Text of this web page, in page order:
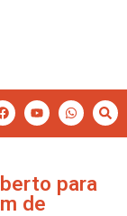
para
de